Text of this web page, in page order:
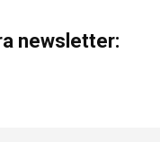
newsletter: